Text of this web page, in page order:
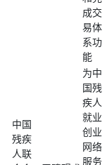
成交
易体
系功
能
中国
残疾
人联
为中
国残
疾人
就业
创业
网络
服务